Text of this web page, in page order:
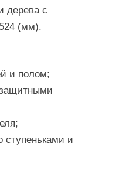
дерева с
(мм).
и полом;
защитными
ступеньками и